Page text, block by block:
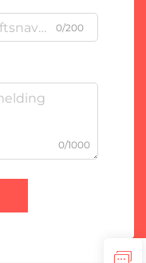
0/200
0/1000